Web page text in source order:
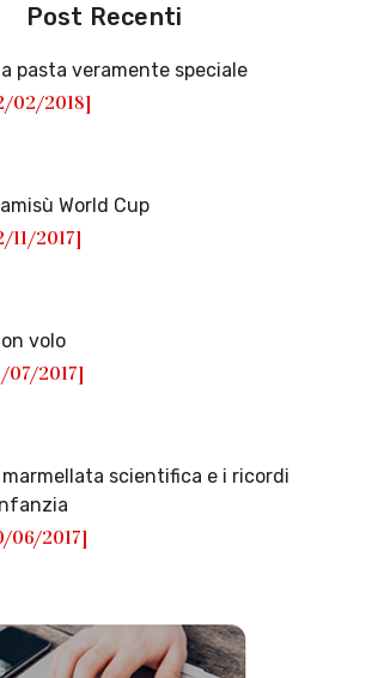
Post Recenti
pasta veramente speciale
02/2018]
World Cup
11/2017]
volo
07/2017]
marmellata scientifica e i ricordi
06/2017]